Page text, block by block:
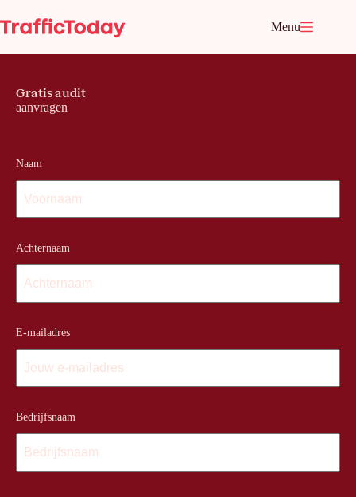
naar
de
Menu
Gratis audit
aanvragen
Naam
Achternaam
E-mailadres
Bedrijfsnaam